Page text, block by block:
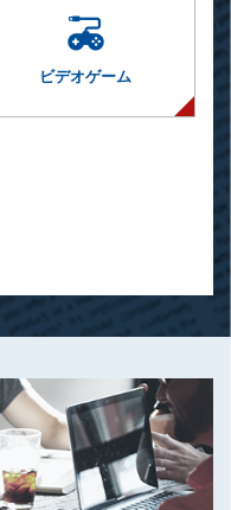
ビデオゲーム